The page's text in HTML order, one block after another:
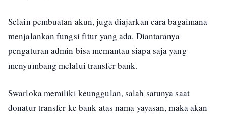
Selain pembuatan akun, juga diajarkan cara bagaimana
menjalankan fungsi fitur yang ada. Diantaranya
pengaturan admin bisa memantau siapa saja yang
menyumbang melalui transfer bank.
Swarloka memiliki keunggulan, salah satunya saat
donatur transfer ke bank atas nama yayasan, maka akan